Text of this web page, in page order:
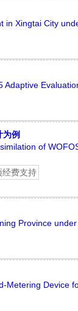
Xingtai City
Adaptive
例
of
经费支持
Province
Metering Device